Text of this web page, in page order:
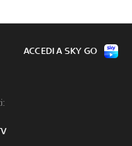
ACCEDI A SKY GO